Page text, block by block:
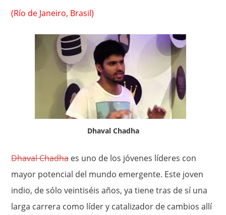
(Río de Janeiro, Brasil)
Dhaval Chadha
Dhaval Chadhaes uno de los jóvenes líderes con
mayor potencial del mundo emergente. Este joven
indio, de sólo veintiséis años, ya tiene tras de sí una
larga carrera como líder y catalizador de cambios allí